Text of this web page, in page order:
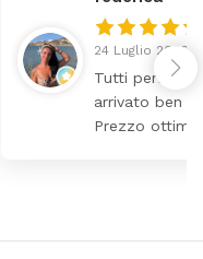
un lettino che é
pochi giorni.
concorrenza